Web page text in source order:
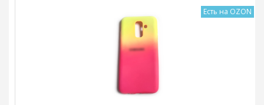
Есть на OZON